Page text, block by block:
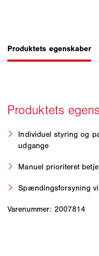
Individuel styring og
udgange
Manuel prioriteret
Spændingsforsyning
Varenummer: 2007814